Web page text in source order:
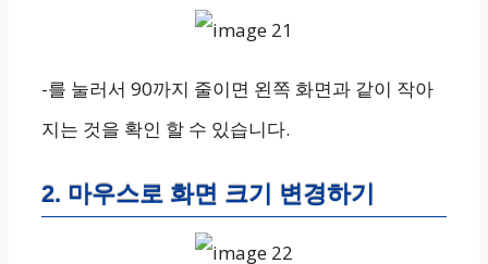
-를 눌러서 90까지 줄이면 왼쪽 화면과 같이 작아
지는 것을 확인 할 수 있습니다.
2. 마우스로 화면 크기 변경하기